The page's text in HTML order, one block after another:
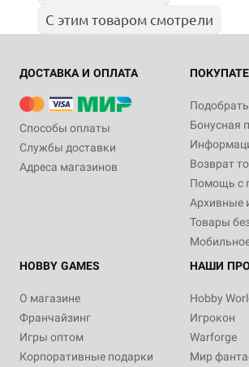
С этим товаром смотрели
ДОСТАВКА И ОПЛАТА
Способы оплаты
Службы доставки
Адреса магазинов
Подобрать
Бонусная
Возврат
Помощь с
Архивные
Товары
HOBBY GAMES
О магазине
Франчайзинг
Игры оптом
Корпоративные подарки
НАШИ
Hobby
Игрокон
Warforge
Мир